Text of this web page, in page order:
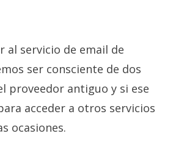
al servicio de email de
ser consciente de dos
proveedor antiguo y si ese
acceder a otros servicios
ocasiones.